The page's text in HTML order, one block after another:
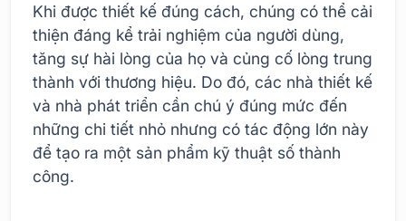
Khi được thiết kế đúng cách, chúng có thể cải
thiện đáng kể trải nghiệm của người dùng,
tăng sự hài lòng của họ và củng cố lòng trung
thành với thương hiệu. Do đó, các nhà thiết kế
và nhà phát triển cần chú ý đúng mức đến
những chi tiết nhỏ nhưng có tác động lớn này
để tạo ra một sản phẩm kỹ thuật số thành
công.